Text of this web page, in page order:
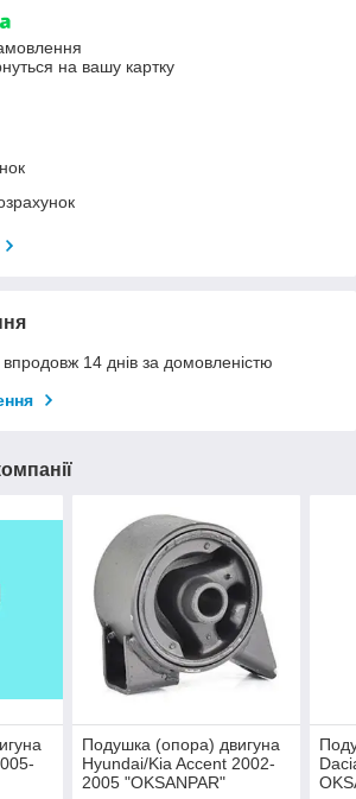
на вашу картку
14 днів за домовленістю
Подушка (опора) двигуна
Hyundai/Kia Accent 2002-
2005 "OKSANPAR"